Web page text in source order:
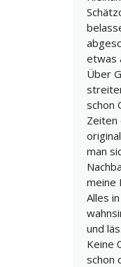
etwas
Über
schon
Zeiten
man
meine
Alles
und
Keine
schon